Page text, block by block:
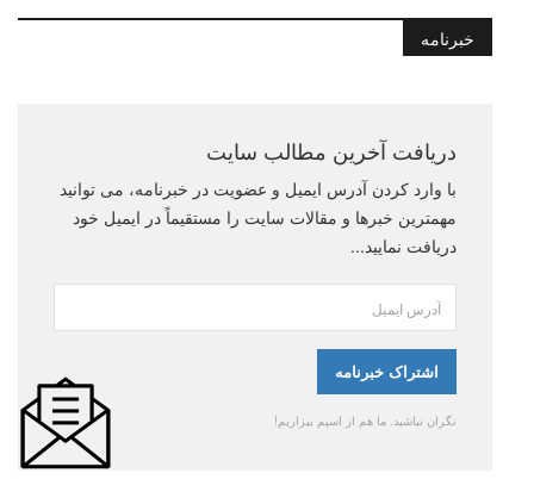
خبرنامه
دریافت آخرین مطالب سایت
با وارد کردن آدرس ایمیل و عضویت در خبرنامه، می توانید
مهمترین خبرها و مقالات سایت را مستقیماً در ایمیل خود
دریافت نمایید...
نگران نباشید. ما هم از اسپم بیزاریم!